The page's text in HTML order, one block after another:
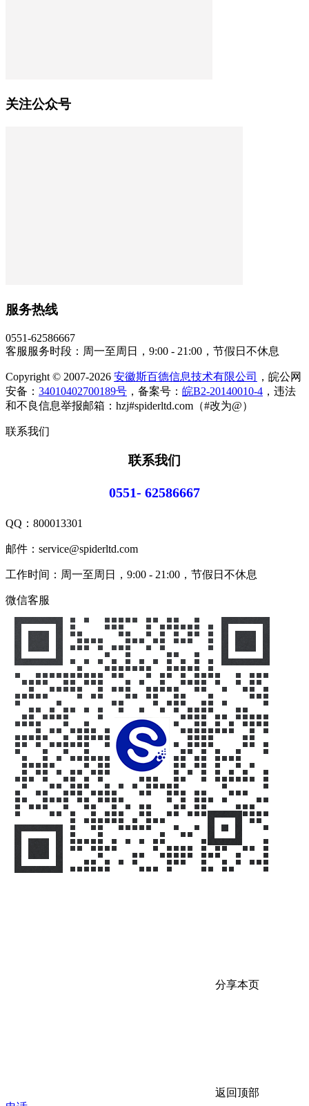
关注公众号
服务热线
0551-62586667
客服服务时段：周一至周日，9:00 - 21:00，节假日不休息
Copyright © 2007-2026 安徽斯百德信息技术有限公司
，皖公网
安备： 34010402700189号 ，备案号： 皖B2-20140010-4 ，违法
和不良信息举报邮箱：hzj#spiderltd.com（#改为@）
联系我们
联系我们
0551- 62586667
QQ： 800013301
邮件：service@spiderltd.com
工作时间：周一至周日，9:00 - 21:00，节假日不休息
微信客服
分享本页
返回顶部